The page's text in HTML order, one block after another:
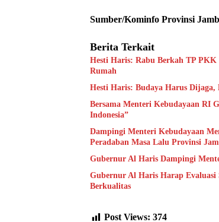
Sumber/Kominfo Provinsi
Berita Terkait
Hesti Haris: Rabu Berkah TP
Rumah
Hesti Haris: Budaya Harus
Bersama Menteri Kebudayaan RI
Indonesia”
Dampingi Menteri Kebudayaan
Peradaban Masa Lalu Provinsi
Gubernur Al Haris Dampingi
Gubernur Al Haris Harap
Berkualitas
Post Views: 374